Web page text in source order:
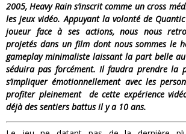
« Le Béton et le Bambou / Propositions pour Mayotte et le Monde. » - Améliorations !
Star Fox
2005, Heavy Rain s’inscrit comme un cross
les jeux vidéo. Appuyant la volonté de
joueur face à ses actions, nous nous
projetés dans un film dont nous sommes le
gameplay minimaliste laissant la part belle
séduira pas forcément. Il faudra prendre la
s’impliquer émotionnellement avec les
profiter pleinement de cette expérience
déjà des sentiers battus il y a 10 ans.